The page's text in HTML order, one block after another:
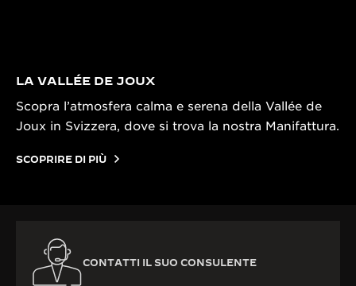
LA VALLÉE DE JOUX
Scopra l’atmosfera calma e serena della Vallée de
Joux in Svizzera, dove si trova la nostra Manifattura.
SCOPRIRE DI PIÙ
CONTATTI IL SUO CONSULENTE